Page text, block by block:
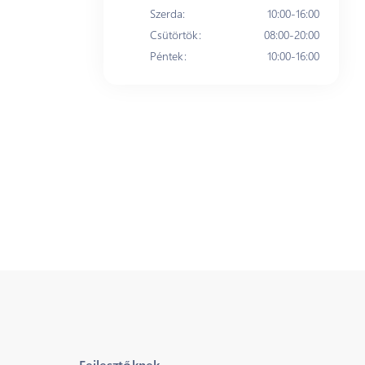
Szerda:
10:00-16:00
Csütörtök:
08:00-20:00
Péntek: 10:00-16:00